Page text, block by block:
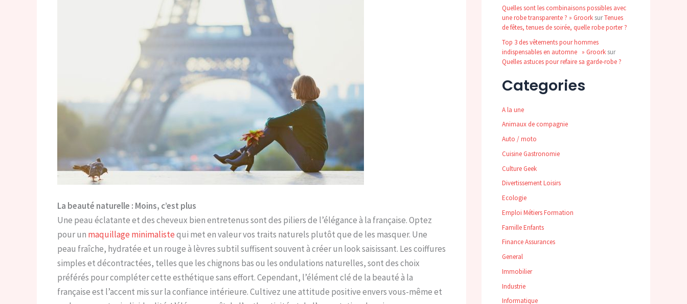
La beauté naturelle : Moins, c’est plus
Une peau éclatante et des cheveux bien entretenus sont des piliers de l’élégance à la française. Optez
pour un maquillage minimalistequi met en valeur vos traits naturels plutôt que de les masquer. Une
peau fraîche, hydratée et un rouge à lèvres subtil suffisent souvent à créer un look saisissant. Les coiffures
simples et décontractées, telles que les chignons bas ou les ondulations naturelles, sont des choix
préférés pour compléter cette esthétique sans effort. Cependant, l’élément clé de la beauté à la
française est l’accent mis sur la confiance intérieure. Cultivez une attitude positive envers vous-même et
Quelles sont les combinaisons possibles avec
une robe transparente ? » Groork surTenues
de fêtes, tenues de soirée, quelle robe porter ?
Top 3 des vêtements pour hommes
indispensables en automne » Groork sur
Quelles astuces pour refaire sa garde-robe ?
Categories
A la une
Animaux de compagnie
Auto / moto
Cuisine Gastronomie
Culture Geek
Divertissement Loisirs
Ecologie
Emploi Métiers Formation
Famille Enfants
Finance Assurances
General
Immobilier
Industrie
Informatique